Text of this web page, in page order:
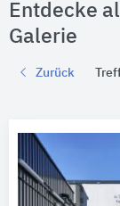
Entdecke
Galerie
Zurück